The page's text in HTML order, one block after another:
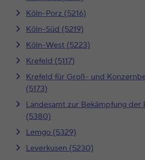
Köln-Porz (5216)
Köln-Süd (5219)
Köln-West (5223)
Krefeld (5117)
Krefeld für Groß- und
(5173)
Landesamt zur Bekämpfung der
(5380)
Lemgo (5329)
Leverkusen (5230)